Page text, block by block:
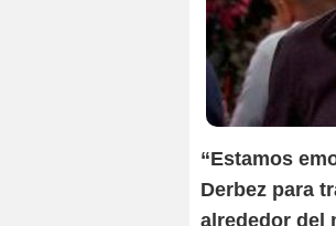
“Estamos
Derbez para
alrededor del